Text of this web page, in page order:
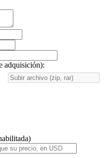
adquisición):